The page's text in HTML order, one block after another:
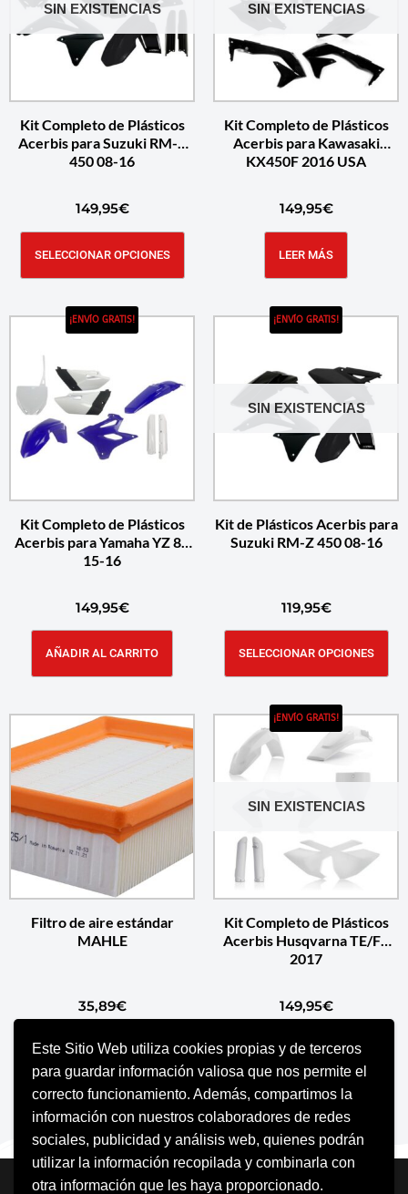
Este Sitio Web utiliza cookies propias y de terceros
para guardar información valiosa que nos permite el
correcto funcionamiento. Además, compartimos la
información con nuestros colaboradores de redes
sociales, publicidad y análisis web, quienes podrán
utilizar la información recopilada y combinarla con
otra información que les haya proporcionado.
SIN EXISTENCIAS
Kit Completo de Plásticos
Acerbis para Suzuki RM-Z
450 08-16
149,95€
SELECCIONAR OPCIONES
SIN EXISTENCIAS
Kit Completo de Plásticos
Acerbis para Kawasaki
KX450F 2016 USA
149,95€
LEER MÁS
¡ENVÍO GRATIS!
Kit Completo de Plásticos
Acerbis para Yamaha YZ 85
15-16
149,95€
AÑADIR AL CARRITO
SIN EXISTENCIAS
¡ENVÍO GRATIS!
Kit de Plásticos Acerbis para
Suzuki RM-Z 450 08-16
119,95€
SELECCIONAR OPCIONES
Filtro de aire estándar
MAHLE
35,89€
AÑADIR AL CARRITO
SIN EXISTENCIAS
¡ENVÍO GRATIS!
Kit Completo de Plásticos
Acerbis Husqvarna TE/FE
2017
149,95€
SELECCIONAR OPCIONES
Neve | Funciona gracias a WordPress